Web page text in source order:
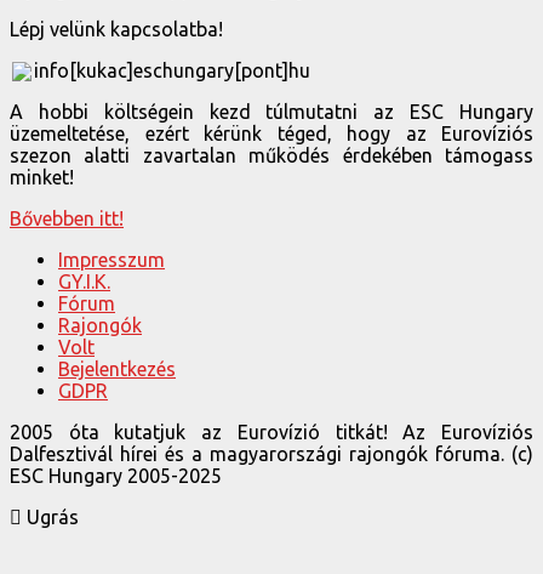
Lépj velünk kapcsolatba!
info[kukac]eschungary[pont]hu
A hobbi költségein kezd túlmutatni az ESC Hungary
üzemeltetése, ezért kérünk téged, hogy az Eurovíziós
szezon alatti zavartalan működés érdekében támogass
minket!
Bővebben itt!
Impresszum
GY.I.K.
Fórum
Rajongók
Volt
Bejelentkezés
GDPR
2005 óta kutatjuk az Eurovízió titkát! Az Eurovíziós
Dalfesztivál hírei és a magyarországi rajongók fóruma. (c)
ESC Hungary 2005-2025
Ugrás